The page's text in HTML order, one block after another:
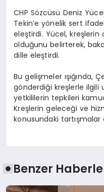
CHP Sözcüsü Deniz
Tekin’e yönelik sert
eleştirdi. Yücel, kreşlerin
olduğunu belirterek,
dille eleştirdi.
Bu gelişmeler ışığında,
gönderdiği kreşlerle ilgili
yetkililerin tepkileri
Kreşlerin geleceği ve
konusundaki
Benzer